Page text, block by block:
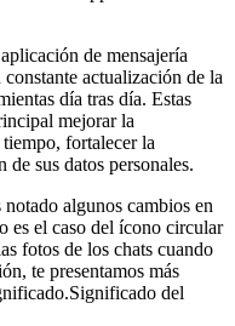
de mensajería
actualización de la
día tras día. Estas
mejorar la
fortalecer la
de sus datos personales.
algunos cambios en
es el caso del ícono circular
fotos de los chats cuando
te presentamos más
del